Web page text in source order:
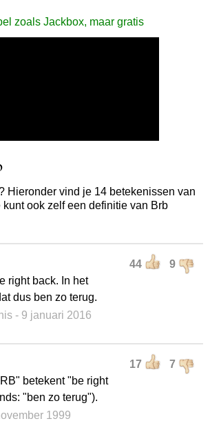
zoals Jackbox, maar gratis
Hieronder vind je 14 betekenissen van
kunt ook zelf een definitie van Brb
44 9
right back. In het
dus ben zo terug.
- 9 januari 2016
17 7
betekent "be right
"ben zo terug").
1999